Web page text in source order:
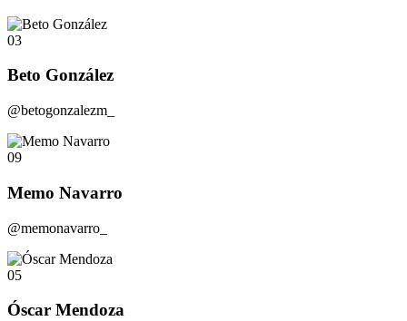
03
Beto González
@betogonzalezm_
09
Memo Navarro
@memonavarro_
05
Óscar Mendoza